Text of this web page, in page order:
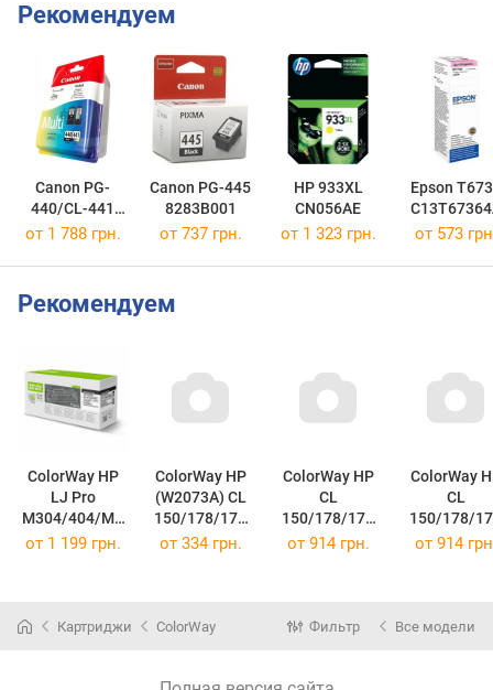
Рекомендуем
Canon PG-
440/CL-441
MULTI
Canon PG-445
8283B001
HP 933XL
CN056AE
Epson
от 1 788 грн. от 737 грн. от 1 323 грн. от 573
Рекомендуем
ColorWay HP
LJ Pro
M304/404/MF
P428 (CF259X)
ColorWay HP
(W2073A) CL
150/178/179
Magenta,
H2073MMN)
ColorWay HP
CL
150/178/179
Cyan W2071A
ColorWay
CL
150/178/
Yellow
от 1 199 грн. от 334 грн. от 914 грн. от 914
Картриджи ColorWay Фильтр Все модели